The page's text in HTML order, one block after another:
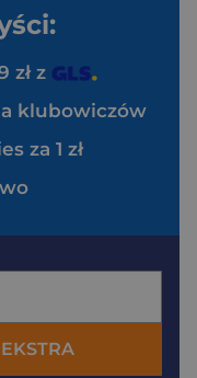
zł z
klubowiczów
za 1 zł